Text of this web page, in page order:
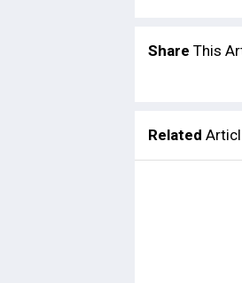
Share This
Related